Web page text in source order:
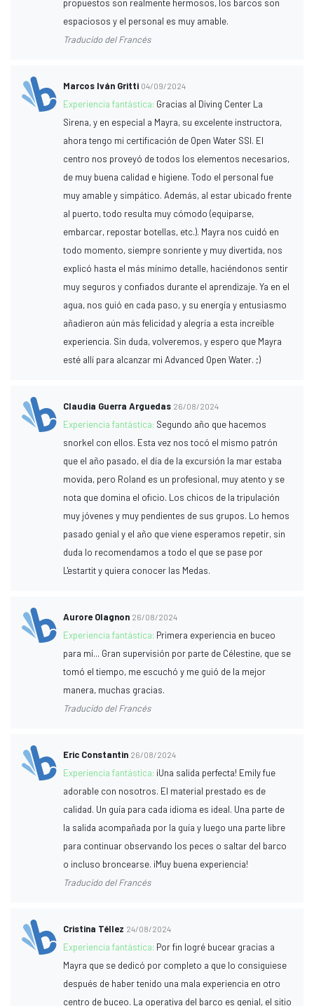
propuestos son realmente hermosos, los barcos son
espaciosos y el personal es muy amable.
Traducido del Francés
Marcos Iván Gritti 04/09/2024
Experiencia fantástica: Gracias al Diving Center La
Sirena, y en especial a Mayra, su excelente instructora,
ahora tengo mi certificación de Open Water SSI. El
centro nos proveyó de todos los elementos necesarios,
de muy buena calidad e higiene. Todo el personal fue
muy amable y simpático. Además, al estar ubicado frente
al puerto, todo resulta muy cómodo (equiparse,
embarcar, repostar botellas, etc.). Mayra nos cuidó en
todo momento, siempre sonriente y muy divertida, nos
explicó hasta el más mínimo detalle, haciéndonos sentir
muy seguros y confiados durante el aprendizaje. Ya en el
agua, nos guió en cada paso, y su energía y entusiasmo
añadieron aún más felicidad y alegría a esta increíble
experiencia. Sin duda, volveremos, y espero que Mayra
esté allí para alcanzar mi Advanced Open Water. ;)
Claudia Guerra Arguedas 26/08/2024
Experiencia fantástica: Segundo año que hacemos
snorkel con ellos. Esta vez nos tocó el mismo patrón
que el año pasado, el día de la excursión la mar estaba
movida, pero Roland es un profesional, muy atento y se
nota que domina el oficio. Los chicos de la tripulación
muy jóvenes y muy pendientes de sus grupos. Lo hemos
pasado genial y el año que viene esperamos repetir, sin
duda lo recomendamos a todo el que se pase por
L'estartit y quiera conocer las Medas.
Aurore Olagnon 26/08/2024
Experiencia fantástica: Primera experiencia en buceo
para mí... Gran supervisión por parte de Célestine, que se
tomó el tiempo, me escuchó y me guió de la mejor
manera, muchas gracias.
Traducido del Francés
Eric Constantin 26/08/2024
Experiencia fantástica: ¡Una salida perfecta! Emily fue
adorable con nosotros. El material prestado es de
calidad. Un guía para cada idioma es ideal. Una parte de
la salida acompañada por la guía y luego una parte libre
para continuar observando los peces o saltar del barco
o incluso broncearse. ¡Muy buena experiencia!
Traducido del Francés
Cristina Téllez 24/08/2024
Experiencia fantástica: Por fin logré bucear gracias a
Mayra que se dedicó por completo a que lo consiguiese
después de haber tenido una mala experiencia en otro
centro de buceo. La operativa del barco es genial, el sitio